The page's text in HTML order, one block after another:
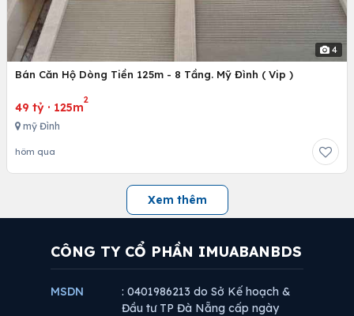
4
Bán Căn Hộ Dòng Tiền 125m - 8 Tầng. Mỹ Đình ( Vip )
49 tỷ · 125m
2
mỹ Đình
hôm qua
Xem thêm
CÔNG TY CỔ PHẦN IMUABANBDS
MSDN
: 0401986213 do Sở Kế hoạch &
Đầu tư TP Đà Nẵng cấp ngày